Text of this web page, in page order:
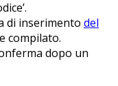
di inserimento del
compilato.
dopo un